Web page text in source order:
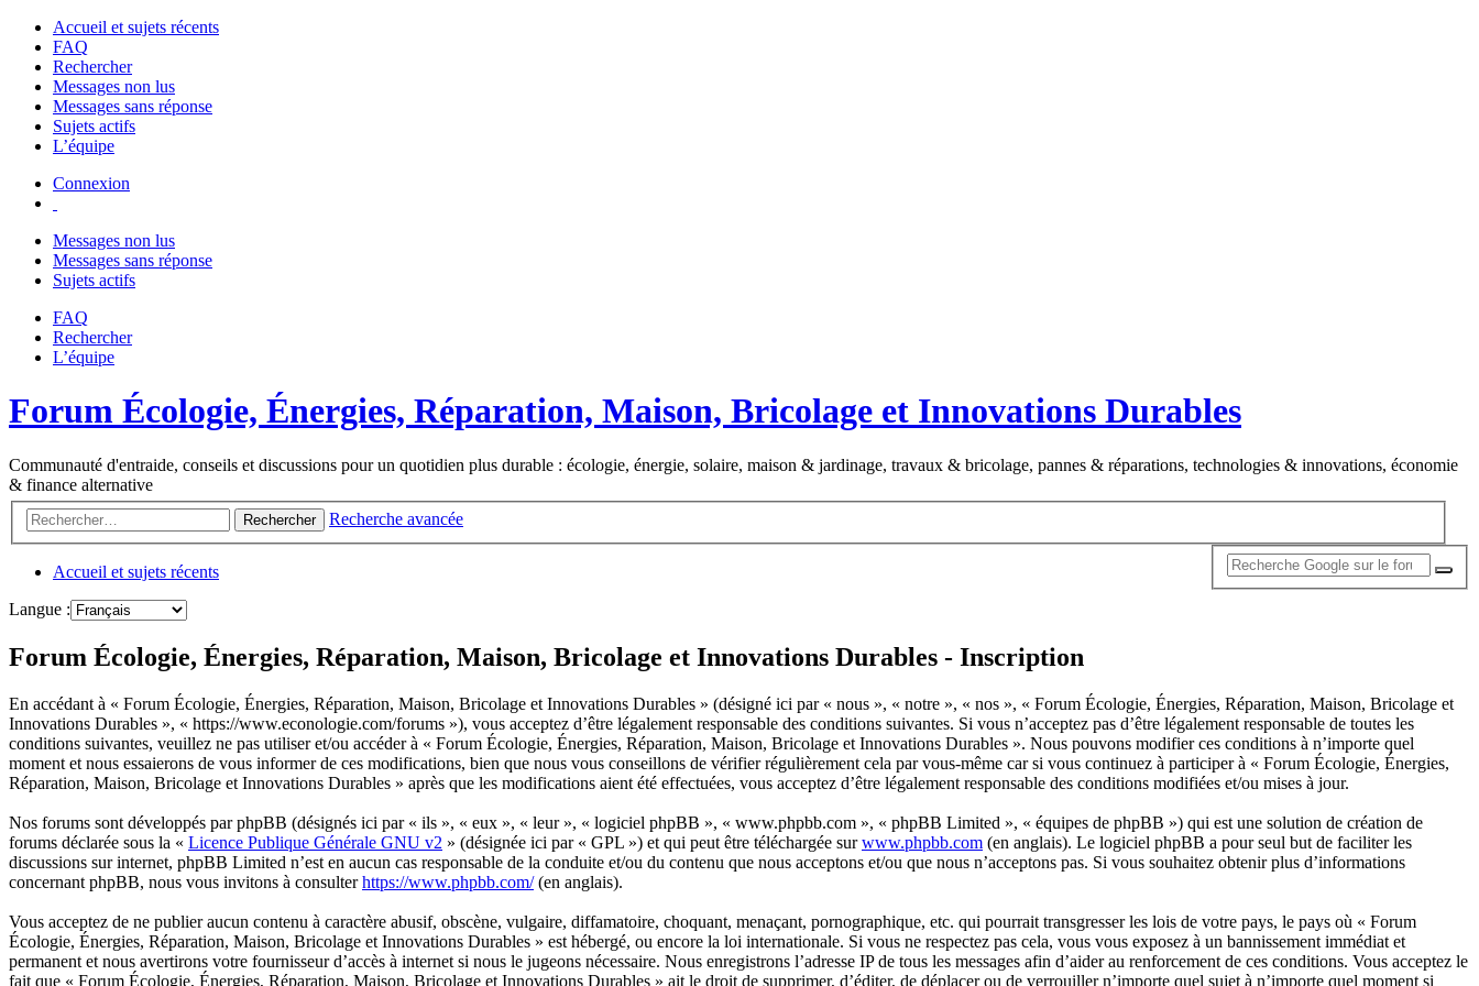
Accueil et sujets récents
FAQ
Rechercher
Messages non lus
Messages sans réponse
Sujets actifs
L’équipe
Connexion
Messages non lus
Messages sans réponse
Sujets actifs
FAQ
Rechercher
L’équipe
Forum Écologie, Énergies, Réparation, Maison, Bricolage et Innovations Durables
Communauté d'entraide, conseils et discussions pour un quotidien plus durable : écologie, énergie, solaire, maison & jardinage, travaux & bricolage, pannes & réparations, technologies & innovations, économie
& finance alternative
Rechercher Recherche avancée
Accueil et sujets récents
Langue :
Forum Écologie, Énergies, Réparation, Maison, Bricolage et Innovations Durables - Inscription
En accédant à « Forum Écologie, Énergies, Réparation, Maison, Bricolage et Innovations Durables » (désigné ici par « nous », « notre », « nos », « Forum Écologie, Énergies, Réparation, Maison, Bricolage et
Innovations Durables », « https://www.econologie.com/forums »), vous acceptez d’être légalement responsable des conditions suivantes. Si vous n’acceptez pas d’être légalement responsable de toutes les
conditions suivantes, veuillez ne pas utiliser et/ou accéder à « Forum Écologie, Énergies, Réparation, Maison, Bricolage et Innovations Durables ». Nous pouvons modifier ces conditions à n’importe quel
moment et nous essaierons de vous informer de ces modifications, bien que nous vous conseillons de vérifier régulièrement cela par vous-même car si vous continuez à participer à « Forum Écologie, Énergies,
Réparation, Maison, Bricolage et Innovations Durables » après que les modifications aient été effectuées, vous acceptez d’être légalement responsable des conditions modifiées et/ou mises à jour.
Nos forums sont développés par phpBB (désignés ici par « ils », « eux », « leur », « logiciel phpBB », « www.phpbb.com », « phpBB Limited », « équipes de phpBB ») qui est une solution de création de
forums déclarée sous la « Licence Publique Générale GNU v2 » (désignée ici par « GPL ») et qui peut être téléchargée surwww.phpbb.com (en anglais). Le logiciel phpBB a pour seul but de faciliter les
discussions sur internet, phpBB Limited n’est en aucun cas responsable de la conduite et/ou du contenu que nous acceptons et/ou que nous n’acceptons pas. Si vous souhaitez obtenir plus d’informations
concernant phpBB, nous vous invitons à consulterhttps://www.phpbb.com/(en anglais).
Vous acceptez de ne publier aucun contenu à caractère abusif, obscène, vulgaire, diffamatoire, choquant, menaçant, pornographique, etc. qui pourrait transgresser les lois de votre pays, le pays où « Forum
Écologie, Énergies, Réparation, Maison, Bricolage et Innovations Durables » est hébergé, ou encore la loi internationale. Si vous ne respectez pas cela, vous vous exposez à un bannissement immédiat et
permanent et nous avertirons votre fournisseur d’accès à internet si nous le jugeons nécessaire. Nous enregistrons l’adresse IP de tous les messages afin d’aider au renforcement de ces conditions. Vous acceptez le
fait que « Forum Écologie, Énergies, Réparation, Maison, Bricolage et Innovations Durables » ait le droit de supprimer, d’éditer, de déplacer ou de verrouiller n’importe quel sujet à n’importe quel moment si